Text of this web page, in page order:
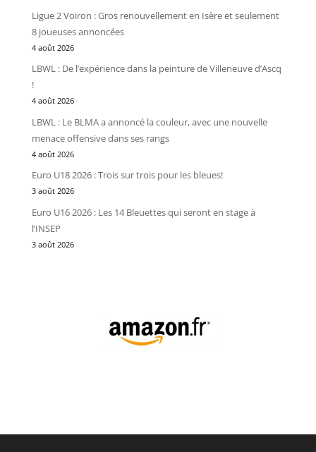
Ligue 2 Voiron : Gros renouvellement en Isère et seulement
8 joueuses annoncées
4 août 2026
LBWL : De l’expérience dans la peinture de Villeneuve d’Ascq
!
4 août 2026
LBWL : Le BLMA a annoncé la couleur, avec une nouvelle
menace offensive dans ses rangs
4 août 2026
Euro U18 2026 : Trois sur trois pour les bleues!
3 août 2026
Euro U16 2026 : Les 14 Bleuettes qui seront en stage à
l’INSEP
3 août 2026